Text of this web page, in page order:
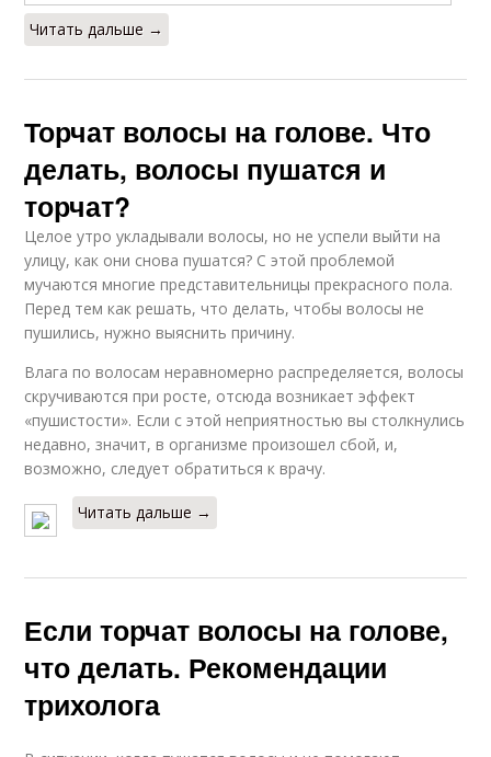
Читать дальше →
Торчат волосы на голове. Что
делать, волосы пушатся и
торчат?
Целое утро укладывали волосы, но не успели выйти на
улицу, как они снова пушатся? С этой проблемой
мучаются многие представительницы прекрасного пола.
Перед тем как решать, что делать, чтобы волосы не
пушились, нужно выяснить причину.
Влага по волосам неравномерно распределяется, волосы
скручиваются при росте, отсюда возникает эффект
«пушистости». Если с этой неприятностью вы столкнулись
недавно, значит, в организме произошел сбой, и,
возможно, следует обратиться к врачу.
Читать дальше →
Если торчат волосы на голове,
что делать. Рекомендации
трихолога